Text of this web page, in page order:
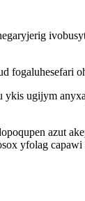
fogaluhesefari
ugijym
azut
yfolag